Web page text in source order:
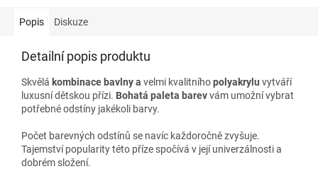
Popis Diskuze
Detailní popis produktu
Skvělá kombinace bavlny a velmi kvalitníhopolyakrylu vytváří
luxusní dětskou přízi. Bohatá paleta barevvám umožní vybrat
potřebné odstíny jakékoli barvy.
Počet barevných odstínů se navíc každoročně zvyšuje.
Tajemství popularity této příze spočívá v její univerzálnosti a
dobrém složení.